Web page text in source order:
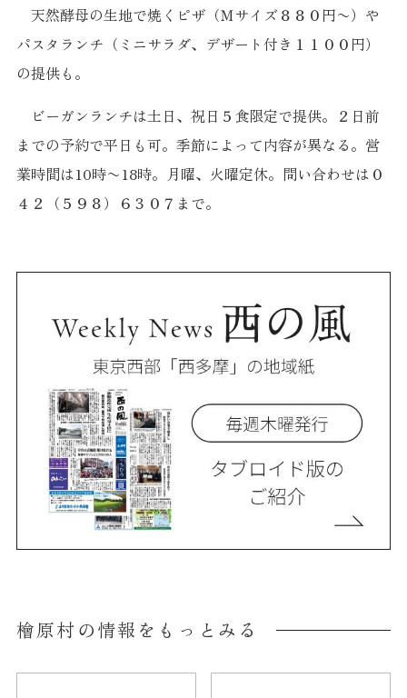
天然酵母の生地で焼くピザ（Ｍサイズ８８０円〜）や
パスタランチ（ミニサラダ、デザート付き１１００円）
の提供も。
ビーガンランチは土日、祝日５食限定で提供。２日前
までの予約で平日も可。季節によって内容が異なる。営
業時間は10時〜18時。月曜、火曜定休。問い合わせは０
４２（５９８）６３０７まで。
檜原村の情報をもっとみる